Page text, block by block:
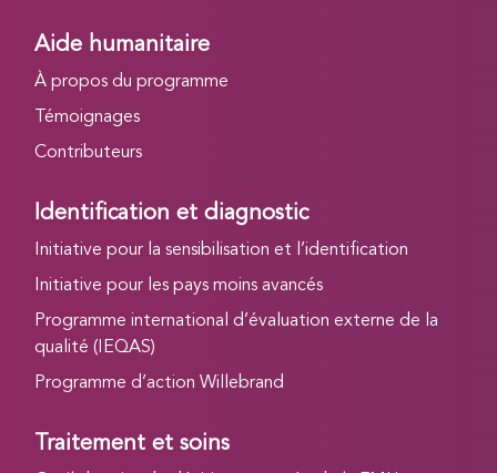
Aide humanitaire
À propos du programme
Témoignages
Contributeurs
Identification et diagnostic
Initiative pour la sensibilisation et l’identification
Initiative pour les pays moins avancés
Programme international d’évaluation externe de la
qualité (IEQAS)
Programme d’action Willebrand
Traitement et soins